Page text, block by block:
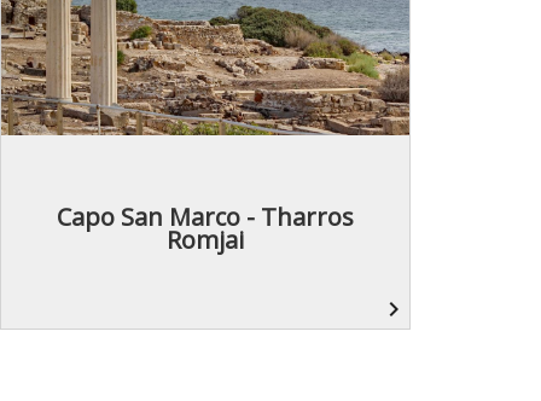
Capo San Marco - Tharros
Romjai
navigate_next